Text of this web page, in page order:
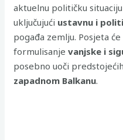
aktuelnu političku
uključujući ustavnu i
pogađa zemlju. Posjeta
formulisanjevanjske i
posebno uoči
zapadnom Balkanu.